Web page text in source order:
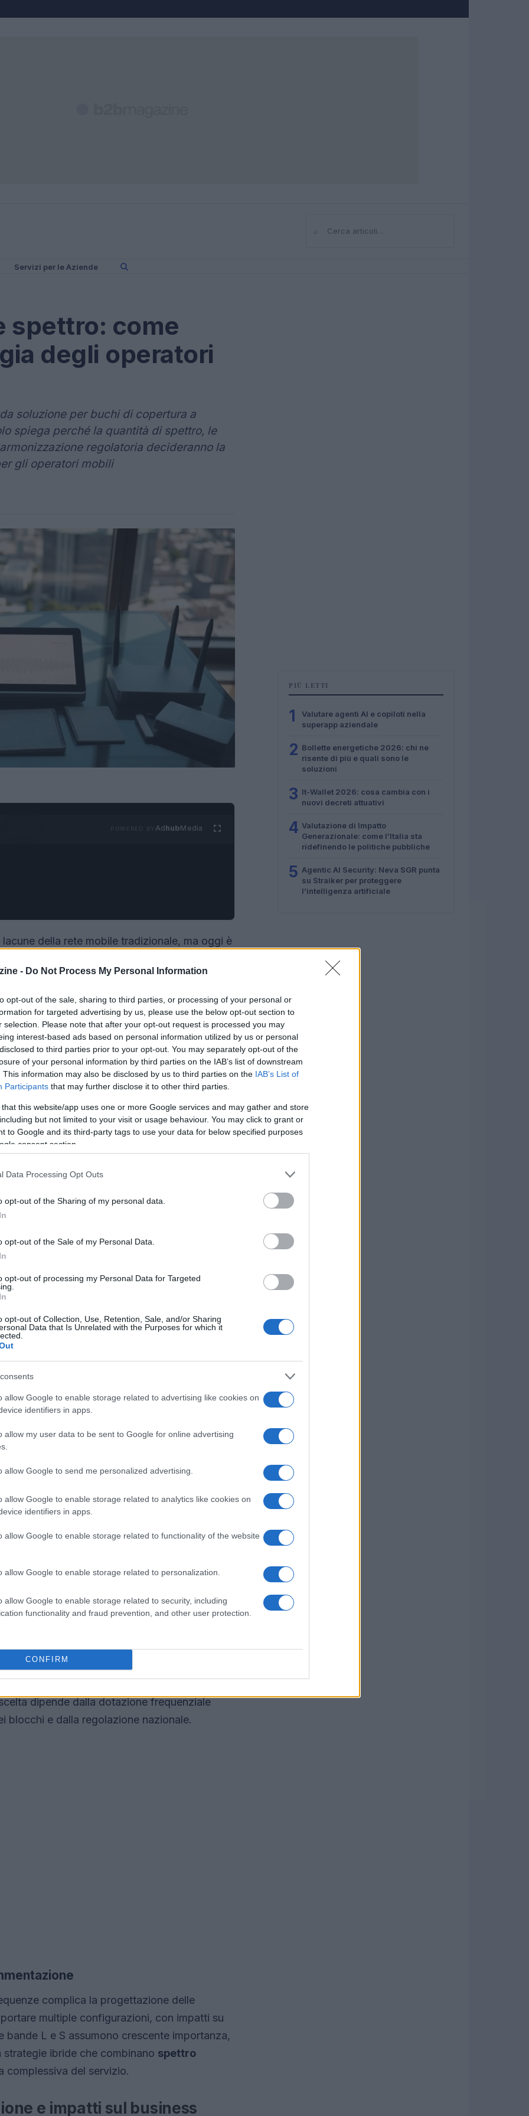
- Do Not Process My Personal Information
opt-out of the sale, sharing to third parties, or processing of your personal or
for targeted advertising by us, please use the below opt-out section to
selection. Please note that after your opt-out request is processed you may
interest-based ads based on personal information utilized by us or personal
to third parties prior to your opt-out. You may separately opt-out of the
of your personal information by third parties on the IAB’s list of downstream
This information may also be disclosed by us to third parties on the IAB’s List of
Participants that may further disclose it to other third parties.
that this website/app uses one or more Google services and may gather and store
but not limited to your visit or usage behaviour. You may click to grant or
to Google and its third-party tags to use your data for below specified purposes
consent section.
Data Processing Opt Outs
opt-out of the Sharing of my personal data.
opt-out of the Sale of my Personal Data.
opt-out of processing my Personal Data for Targeted
opt-out of Collection, Use, Retention, Sale, and/or Sharing
Data that Is Unrelated with the Purposes for which it
allow Google to enable storage related to advertising like cookies on
identifiers in apps.
allow my user data to be sent to Google for online advertising
allow Google to send me personalized advertising.
allow Google to enable storage related to analytics like cookies on
identifiers in apps.
allow Google to enable storage related to functionality of the website
allow Google to enable storage related to personalization.
allow Google to enable storage related to security, including
functionality and fraud prevention, and other user protection.
CONFIRM
⌕Cerca
Servizi per le Aziende
spettro: come
degli operatori
soluzione per buchi di copertura a
spiega perché la quantità di spettro, le
regolatoria decideranno la
gli operatori mobili
AdhubMedia
della rete mobile tradizionale, ma oggi è
nello spettro di offerta degli operatori.
— come messaggistica d’emergenza e
commerciale stabile, a
lo consentano.
limiti tecnici
hanno già integrato funzioni satellitari come
comunicazioni dove la rete terrestre non
intermittenti: la continuità dipende dalla
di banda e dalla compatibilità dei
è contenuto; scenari come la
IoT possono funzionare con circa
qualcosa di scalabile servono risorse ben
un servizio e testarne l’accoglienza
la domanda cresce o se si richiede qualità
spettro (oltre 100 MHz sotto i 3 GHz e altro
una porzione può sembrare realistica, ma
direttamente sulla capacità del 4G/5G e
vs Mss
usare porzioni di
già destinati ai servizi satellitari. Le bande
difficili, mentre le frequenze tra 1 e 3 GHz
esistenti. Ogni opzione porta
dipende dalla dotazione frequenziale
blocchi e dalla regolazione nazionale.
complica la progettazione delle
multiple configurazioni, con impatti su
L e S assumono crescente importanza,
ibride che combinano spettro
complessiva del servizio.
e impatti sul business
PIÙ LETTI
1
Valutare agenti AI e copiloti nella
superapp aziendale
2 Bollette energetiche 2026: chi ne
risente di più e quali sono le
soluzioni
3 It-Wallet 2026: cosa cambia con i
nuovi decreti attuativi
4 Valutazione di Impatto
Generazionale: come l’Italia sta
ridefinendo le politiche pubbliche
5 Agentic AI Security: Neva SGR punta
su Straiker per proteggere
l’intelligenza artificiale